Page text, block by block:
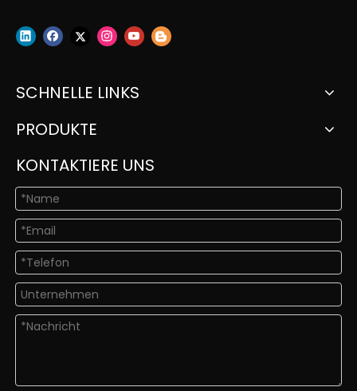
SCHNELLE LINKS
PRODUKTE
KONTAKTIERE UNS